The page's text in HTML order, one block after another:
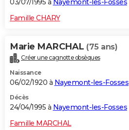
03/07/1995 à Nayemont-les-Fosses
Famille CHARY
Marie MARCHAL (75 ans)
Créer une cagnotte obsèques
Naissance
06/02/1920 à Nayemont-les-Fosses
Décès
24/04/1995 à Nayemont-les-Fosses
Famille MARCHAL